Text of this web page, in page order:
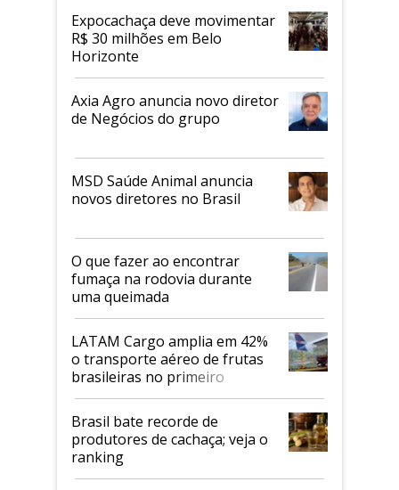
Expocachaça deve movimentar
R$ 30 milhões em Belo
Horizonte
Axia Agro anuncia novo diretor
de Negócios do grupo
MSD Saúde Animal anuncia
novos diretores no Brasil
O que fazer ao encontrar
fumaça na rodovia durante
uma queimada
LATAM Cargo amplia em 42%
o transporte aéreo de frutas
brasileiras no primeiro
semestre
Brasil bate recorde de
produtores de cachaça; veja o
ranking